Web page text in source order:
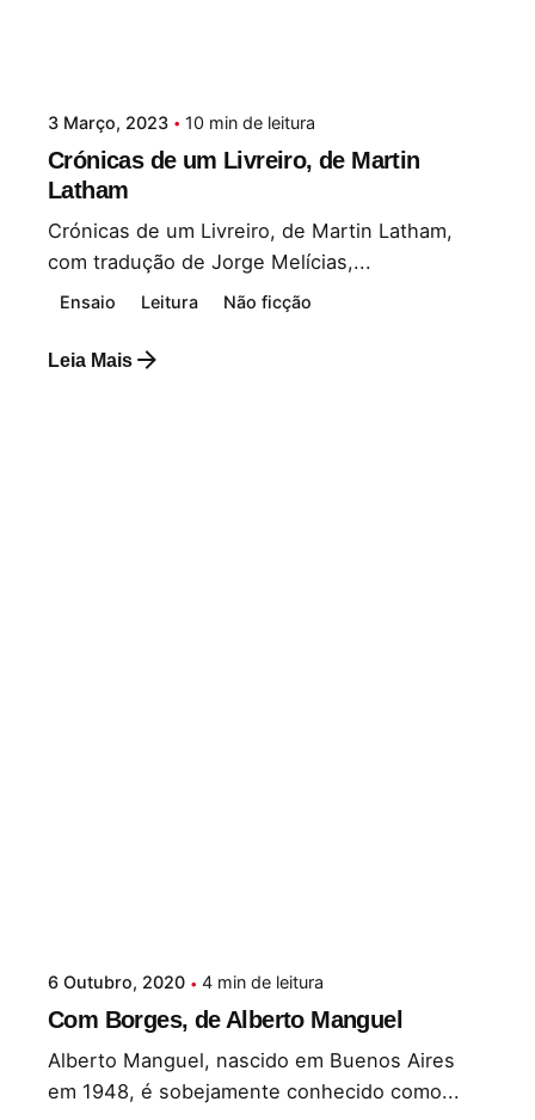
3 Março, 2023 10 min de leitura
Crónicas de um Livreiro, de Martin
Latham
Crónicas de um Livreiro, de Martin Latham,
com tradução de Jorge Melícias,...
Ensaio Leitura Não ficção
Leia Mais
6 Outubro, 2020 4 min de leitura
Com Borges, de Alberto Manguel
Alberto Manguel, nascido em Buenos Aires
em 1948, é sobejamente conhecido como...